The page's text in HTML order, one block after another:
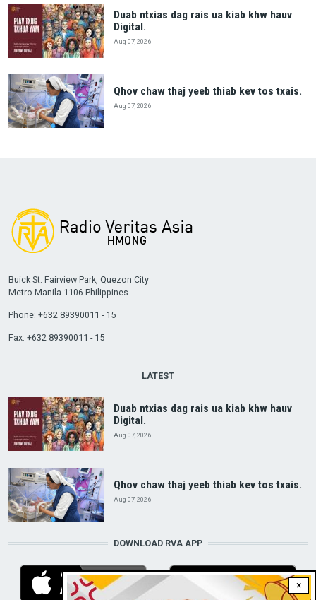
Duab ntxias dag rais ua kiab khw hauv
Digital.
Aug 07, 2026
Qhov chaw thaj yeeb thiab kev tos txais.
Aug 07, 2026
×
Buick St. Fairview Park, Quezon City
Metro Manila 1106 Philippines
Phone: +632 89390011 - 15
Fax: +632 89390011 - 15
LATEST
Duab ntxias dag rais ua kiab khw hauv
Digital.
Aug 07, 2026
Qhov chaw thaj yeeb thiab kev tos txais.
Aug 07, 2026
DOWNLOAD RVA APP